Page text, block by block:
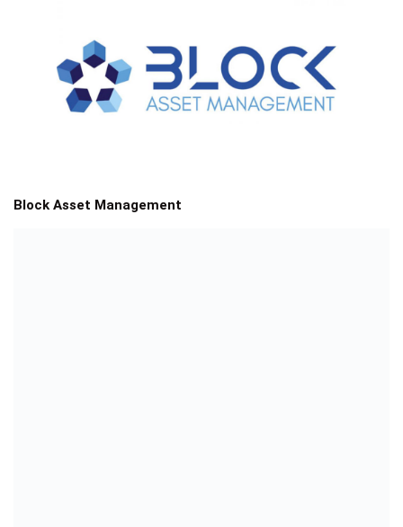
Block Asset Management